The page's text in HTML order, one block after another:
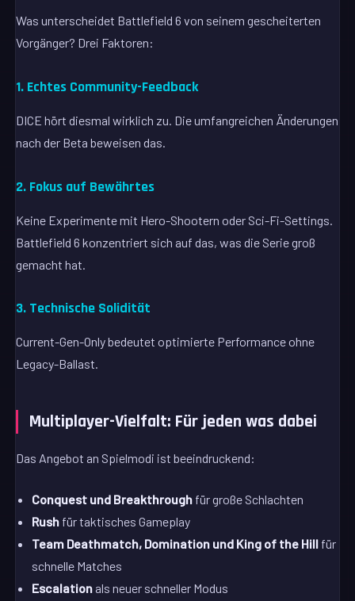
Was unterscheidet Battlefield 6 von seinem gescheiterten
Vorgänger? Drei Faktoren:
1. Echtes Community-Feedback
DICE hört diesmal wirklich zu. Die umfangreichen Änderungen
nach der Beta beweisen das.
2. Fokus auf Bewährtes
Keine Experimente mit Hero-Shootern oder Sci-Fi-Settings.
Battlefield 6 konzentriert sich auf das, was die Serie groß
gemacht hat.
3. Technische Solidität
Current-Gen-Only bedeutet optimierte Performance ohne
Legacy-Ballast.
Multiplayer-Vielfalt: Für jeden was dabei
Das Angebot an Spielmodi ist beeindruckend:
Conquest und Breakthrough für große Schlachten
Rush für taktisches Gameplay
Team Deathmatch, Domination und King of the Hill für
schnelle Matches
Escalation als neuer schneller Modus